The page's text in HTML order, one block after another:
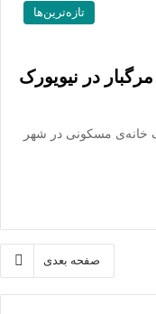
تازه‌ترین‌ها
در نیویورک
خانه‌ی مسکونی در شهر
صفحه بعدی